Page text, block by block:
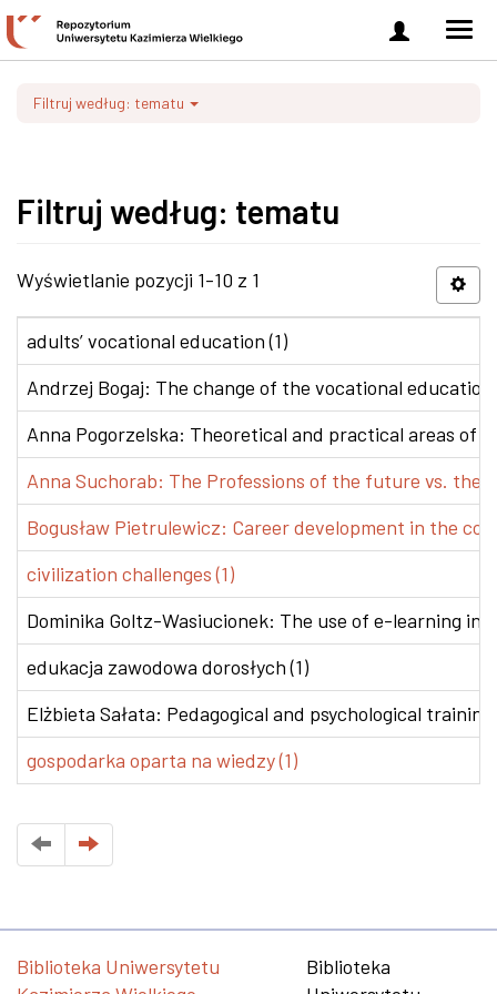
Zaloguj
się
Filtruj według: tematu
Filtruj według: tematu
Wyświetlanie pozycji 1-10 z 1
adults’ vocational education (1)
Andrzej Bogaj: The change of the vocational
Anna Pogorzelska: Theoretical and practical areas of
Anna Suchorab: The Professions of the future vs. the
Bogusław Pietrulewicz: Career development in the
civilization challenges (1)
Dominika Goltz-Wasiucionek: The use of e-learning in
edukacja zawodowa dorosłych (1)
Elżbieta Sałata: Pedagogical and psychological
gospodarka oparta na wiedzy (1)
Biblioteka Uniwersytetu
Biblioteka